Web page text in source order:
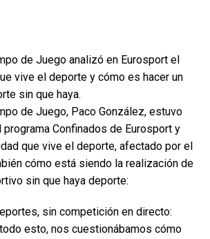
de Juego analizó en Eurosport el
vive el deporte y cómo es hacer un
sin que haya.
de Juego, Paco González, estuvo
Confinados de Eurosport y
que vive el deporte, afectado por el
cómo está siendo la realización de
sin que haya deporte:
sin competición en directo:
todo esto, nos cuestionábamos cómo